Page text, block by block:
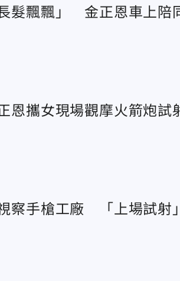
髮飄飄」 金正恩車上陪
恩攜女現場觀摩火箭炮試
察手槍工廠 「上場試射